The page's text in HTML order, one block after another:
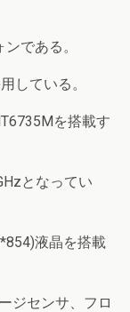
である。
している。
を搭載す
となってい
液晶を搭載
ジセンサ、フロ